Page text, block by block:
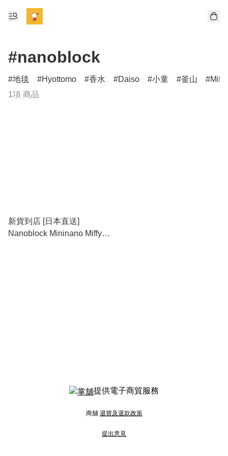
#nanoblock
地毯 Hyottomo 香水 Daiso 小童 釜山
1項 商品
新貨到店 [日本直送]
Nanoblock Mininano Miffy
提供電子商貿服務
商舖 退貨及退款政策
提出意見